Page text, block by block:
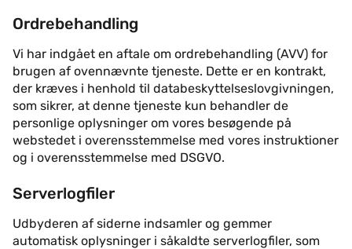
Ordrebehandling
Vi har indgået en aftale om ordrebehandling (AVV) for
brugen af ovennævnte tjeneste. Dette er en kontrakt,
der kræves i henhold til databeskyttelseslovgivningen,
som sikrer, at denne tjeneste kun behandler de
personlige oplysninger om vores besøgende på
webstedet i overensstemmelse med vores instruktioner
og i overensstemmelse med DSGVO.
Serverlogfiler
Udbyderen af siderne indsamler og gemmer
automatisk oplysninger i såkaldte serverlogfiler, som